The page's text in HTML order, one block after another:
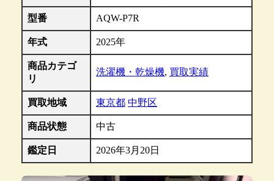
型番 AQW-P7R
年式 2025年
商品カテゴ
リ
洗濯機・乾燥機, 買取実績
買取地域 東京都 中野区
商品状態 中古
鑑定日 2026年3月20日